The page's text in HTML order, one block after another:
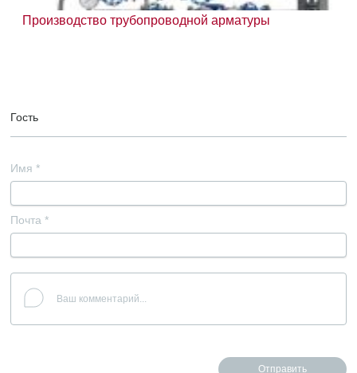
Производство трубопроводной арматуры
Гость
Имя *
Почта *